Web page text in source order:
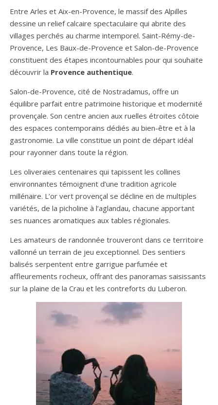
Entre Arles et Aix-en-Provence, le massif des Alpilles
dessine un relief calcaire spectaculaire qui abrite des
villages perchés au charme intemporel. Saint-Rémy-de-
Provence, Les Baux-de-Provence et Salon-de-Provence
constituent des étapes incontournables pour qui souhaite
découvrir la Provence authentique.
Salon-de-Provence, cité de Nostradamus, offre un
équilibre parfait entre patrimoine historique et modernité
provençale. Son centre ancien aux ruelles étroites côtoie
des espaces contemporains dédiés au bien-être et à la
gastronomie. La ville constitue un point de départ idéal
pour rayonner dans toute la région.
Les oliveraies centenaires qui tapissent les collines
environnantes témoignent d’une tradition agricole
millénaire. L’or vert provençal se décline en de multiples
variétés, de la picholine à l’aglandau, chacune apportant
ses nuances aromatiques aux tables régionales.
Les amateurs de randonnée trouveront dans ce territoire
vallonné un terrain de jeu exceptionnel. Des sentiers
balisés serpentent entre garrigue parfumée et
affleurements rocheux, offrant des panoramas saisissants
sur la plaine de la Crau et les contreforts du Luberon.